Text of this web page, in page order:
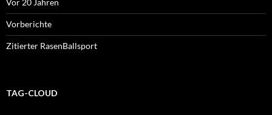
Vor 20 Jahren
Vorberichte
Zitierter RasenBallsport
TAG-CLOUD